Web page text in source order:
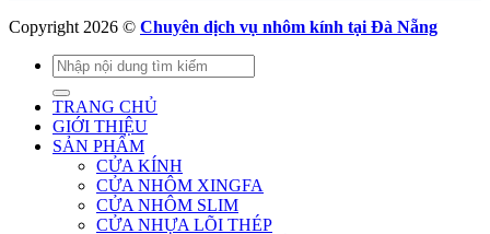
Copyright 2026 © Chuyên dịch vụ nhôm kính tại Đà Nẵng
Tìm
kiếm:
TRANG CHỦ
GIỚI THIỆU
SẢN PHẨM
CỬA KÍNH
CỬA NHÔM XINGFA
CỬA NHÔM SLIM
CỬA NHỰA LÕI THÉP